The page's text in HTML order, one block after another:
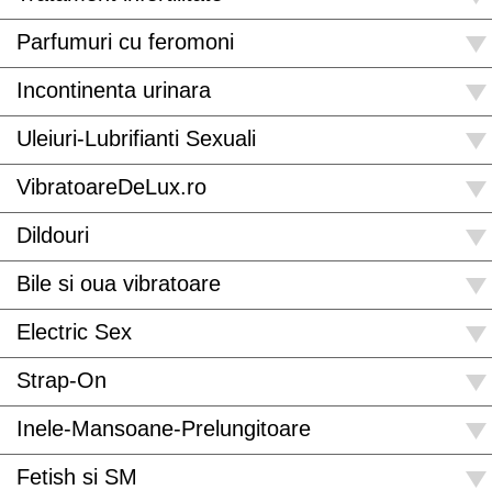
Parfumuri cu feromoni
Incontinenta urinara
Uleiuri-Lubrifianti Sexuali
VibratoareDeLux.ro
Dildouri
Bile si oua vibratoare
Electric Sex
Strap-On
Inele-Mansoane-Prelungitoare
Fetish si SM